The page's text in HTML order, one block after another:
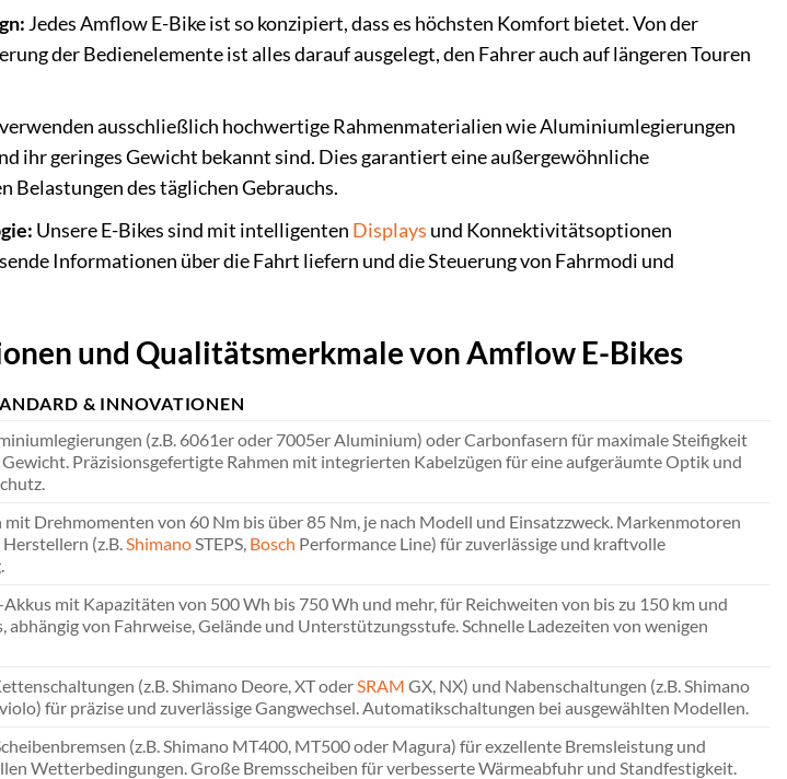
Jedes Amflow E-Bike ist so konzipiert, dass es höchsten Komfort bietet. Von der
der Bedienelemente ist alles darauf ausgelegt, den Fahrer auch auf längeren Touren
ausschließlich hochwertige Rahmenmaterialien wie Aluminiumlegierungen
ihr geringes Gewicht bekannt sind. Dies garantiert eine außergewöhnliche
Belastungen des täglichen Gebrauchs.
Unsere E-Bikes sind mit intelligenten Displays und Konnektivitätsoptionen
Informationen über die Fahrt liefern und die Steuerung von Fahrmodi und
und Qualitätsmerkmale von Amflow E-Bikes
& INNOVATIONEN
(z.B. 6061er oder 7005er Aluminium) oder Carbonfasern für maximale Steifigkeit
Präzisionsgefertigte Rahmen mit integrierten Kabelzügen für eine aufgeräumte Optik und
Drehmomenten von 60 Nm bis über 85 Nm, je nach Modell und Einsatzzweck. Markenmotoren
(z.B.ShimanoSTEPS, Bosch Performance Line) für zuverlässige und kraftvolle
mit Kapazitäten von 500 Wh bis 750 Wh und mehr, für Reichweiten von bis zu 150 km und
abhängig von Fahrweise, Gelände und Unterstützungsstufe. Schnelle Ladezeiten von wenigen
(z.B. Shimano Deore, XT oderSRAM GX, NX) und Nabenschaltungen (z.B. Shimano
für präzise und zuverlässige Gangwechsel. Automatikschaltungen bei ausgewählten Modellen.
(z.B. Shimano MT400, MT500 oder Magura) für exzellente Bremsleistung und
Wetterbedingungen. Große Bremsscheiben für verbesserte Wärmeabfuhr und Standfestigkeit.